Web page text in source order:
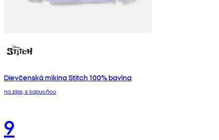
Dievčenská mikina Stitch 100% bavlna
na zips, s kapucňou
9